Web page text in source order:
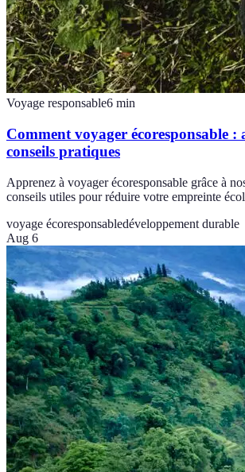
Voyage responsable6 min
Comment voyager écoresponsable :
conseils pratiques
Apprenez à voyager écoresponsable grâce à
conseils utiles pour réduire votre empreinte
voyage écoresponsabledéveloppement durable
Aug 6